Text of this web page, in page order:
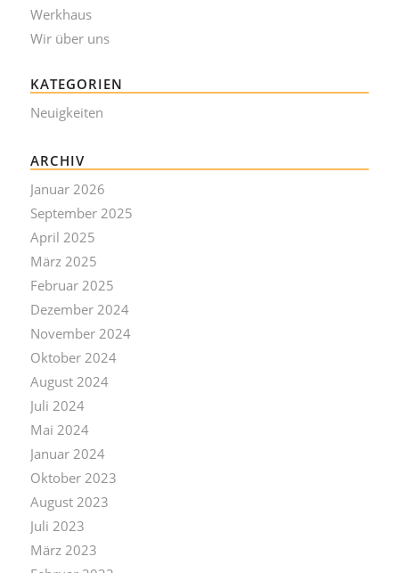
Werkhaus
Wir über uns
KATEGORIEN
Neuigkeiten
ARCHIV
Januar 2026
September 2025
April 2025
März 2025
Februar 2025
Dezember 2024
November 2024
Oktober 2024
August 2024
Juli 2024
Mai 2024
Januar 2024
Oktober 2023
August 2023
Juli 2023
März 2023